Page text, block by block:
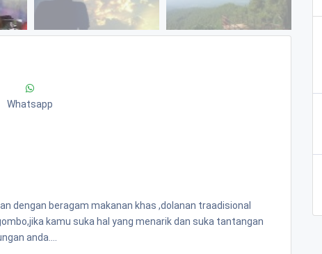
Whatsapp
dengan beragam makanan khas ,dolanan traadisional
kamu suka hal yang menarik dan suka tantangan
anda....